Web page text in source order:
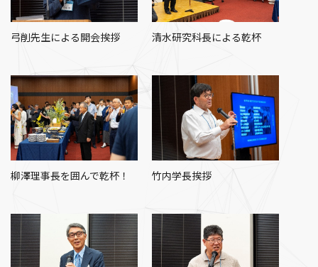
弓削先生による開会挨拶 清水研究科長による乾杯
柳澤理事長を囲んで乾杯！ 竹内学長挨拶